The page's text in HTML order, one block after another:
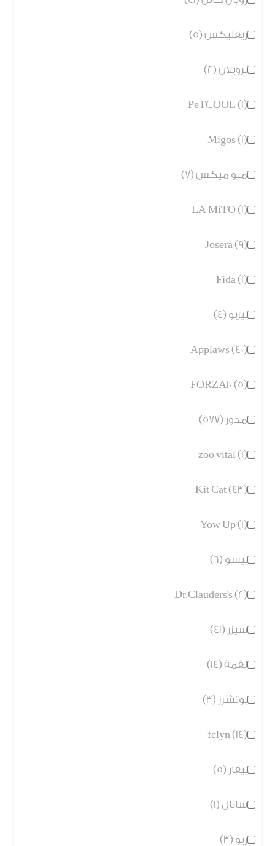
ريفليكس (5)
بروبلان (2)
PeTCOOL (1)
Migos (1)
ميو ميكس (7)
LA MiTO (1)
Josera (9)
Fida (1)
بيربو (4)
Applaws (40)
FORZA10 (5)
مدور (577)
zoo vital (1)
Kit Cat (43)
Yow Up (1)
بيسو (6)
Dr.Clauders's (2)
سيزر (41)
لقمة (14)
بوتشرز (3)
felyn (14)
بيفار (5)
سانال (1)
ريو (3)